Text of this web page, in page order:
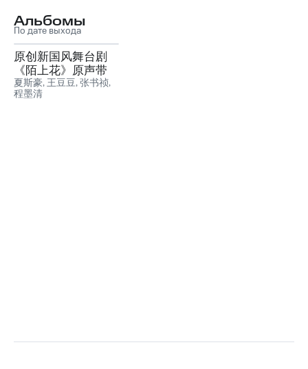
Альбомы
По дате выхода
原创新国风舞台剧
《陌上花》原声带
夏斯豪,王豆豆,张书祯,
程墨清